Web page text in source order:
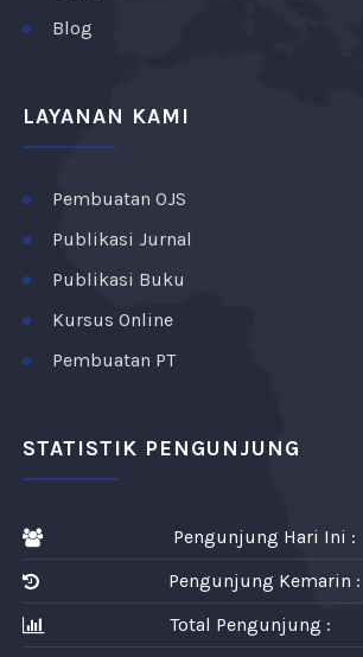
Blog
LAYANAN KAMI
Pembuatan OJS
Publikasi Jurnal
Publikasi Buku
Kursus Online
Pembuatan PT
STATISTIK PENGUNJUNG
Pengunjung Hari Ini :
Pengunjung Kemarin :
Total Pengunjung :